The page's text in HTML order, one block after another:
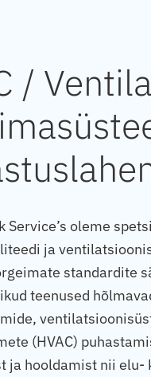
/
Service’s oleme
ja
standardite
teenused
(HVAC)
ja hooldamist nii elu-